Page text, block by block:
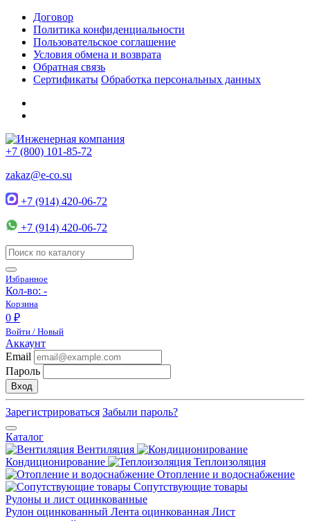
Договор
Политика конфиденциальности
Пользовательское соглашение
Условия обмена и возврата
Обратная связь
Сертификаты Обработка персональных данных
+7 (800) 101-85-72
zakaz@e-co.su
+7 (914) 420-06-72
+7 (914) 420-06-72
Избранное
Кол-во: -
Корзина
0 ₽
Войти / Новый
Аккаунт
Email
Пароль
Вход
Зарегистрироваться Забыли пароль?
Каталог
Вентиляция
Кондиционирование
Теплоизоляция
Отопление и водоснабжение
Сопутствующие товары
Рулоны и лист оцинкованные
Рулон оцинкованный Лента оцинкованная Лист